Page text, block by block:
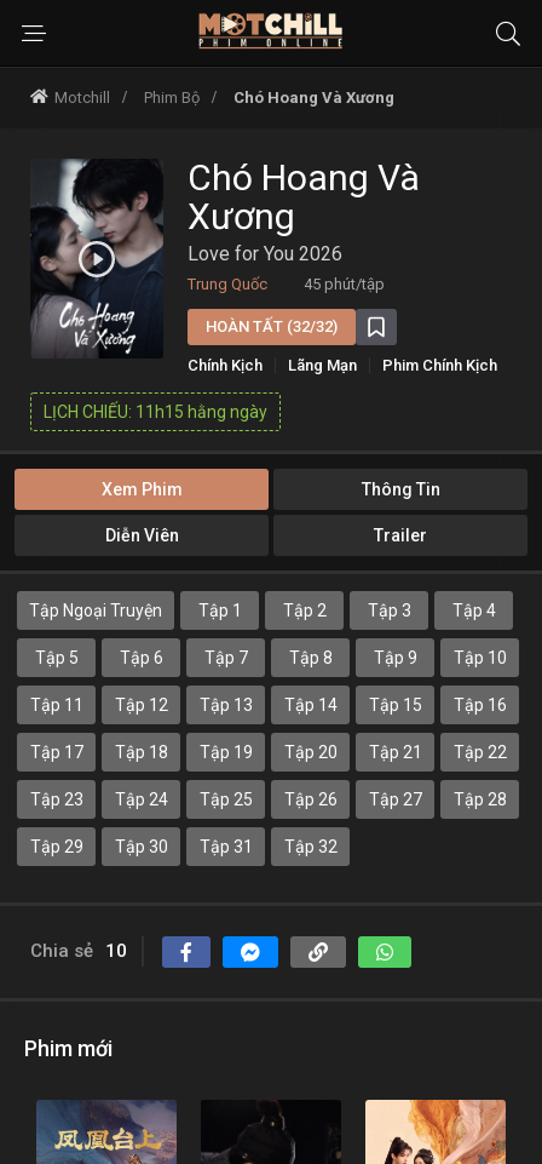
Motchill Phim Bộ Chó Hoang Và Xương
Chó Hoang Và
Xương
Love for You 2026
Trung Quốc 45 phút/tập
HOÀN TẤT (32/32)
Chính Kịch Lãng Mạn
Phim Chính Kịch
LỊCH CHIẾU: 11h15 hằng ngày
Xem Phim Thông Tin
Diễn Viên Trailer
Tập Ngoại Truyện Tập 1 Tập 2 Tập 3 Tập 4
Tập 5 Tập 6 Tập 7 Tập 8 Tập 9 Tập 10
Tập 11 Tập 12 Tập 13 Tập 14 Tập 15 Tập 16
Tập 17 Tập 18 Tập 19 Tập 20 Tập 21 Tập 22
Tập 23 Tập 24 Tập 25 Tập 26 Tập 27 Tập 28
Tập 29 Tập 30 Tập 31 Tập 32
Chia sẻ 10
Phim mới